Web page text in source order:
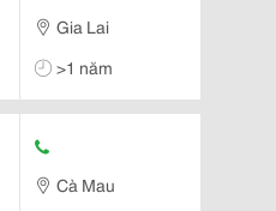
Gia Lai
>1 năm
Cà Mau